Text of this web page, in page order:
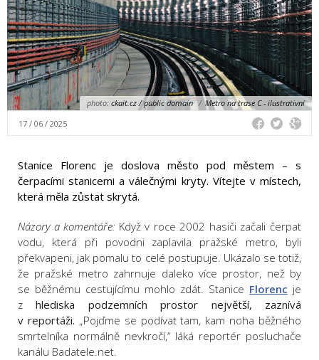
photo: ckait.cz / public domain / Metro na trase C - ilustrativní
17 / 06 / 2025
Stanice Florenc je doslova město pod městem – s
čerpacími stanicemi a válečnými kryty. Vítejte v místech,
která měla zůstat skrytá.
Názory a komentáře: Když v roce 2002 hasiči začali čerpat
vodu, která při povodni zaplavila pražské metro, byli
překvapeni, jak pomalu to celé postupuje. Ukázalo se totiž,
že pražské metro zahrnuje daleko více prostor, než by
se běžnému cestujícímu mohlo zdát. Stanice Florenc je
zhlediska podzemních prostor největší, zaznívá
v reportáži. „Pojďme se podívat tam, kam noha běžného
smrtelníka normálně nevkročí,“ láká reportér posluchače
kanálu Badatele.net.